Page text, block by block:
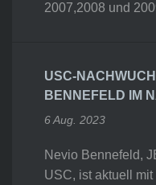
2007,2008 und
USC-
BENNEFELD IM
6 Aug. 2023
Nevio Bennefeld,
USC, ist aktuell mit